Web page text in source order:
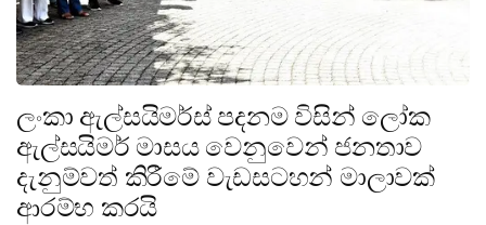
ලංකා ඇල්සයිමර්ස් පදනම විසින් ලෝක
ඇල්සයිමර් මාසය වෙනුවෙන් ජනතාව
දැනුම්වත් කිරීමේ වැඩසටහන් මාලාවක්
ආරම්භ කරයි